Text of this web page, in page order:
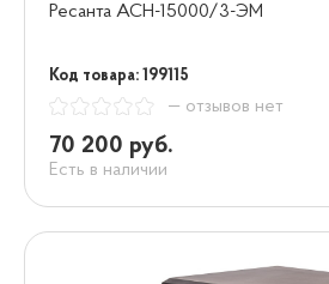
Ресанта АСН-15000/3-ЭМ
Код товара: 199115
— отзывов нет
70 200 руб.
Есть в наличии